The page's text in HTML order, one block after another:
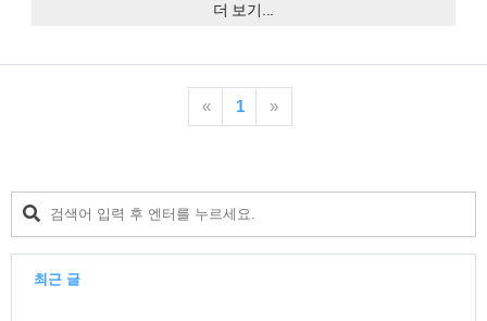
영하는 경우 뉴스페이퍼 테마를 이용하면 효과적으로 콘텐츠를 나열할 수
판 내에서 사이트의 모든 섹션을 커스텀할 수 있습니다. 요즘은 알림판에서
인(아바다 테마나 Divi 테마, 엘리멘터 페이지 빌더 등)이 늘어나고 있습니다.
더 보기...
« 1 »
최근 글